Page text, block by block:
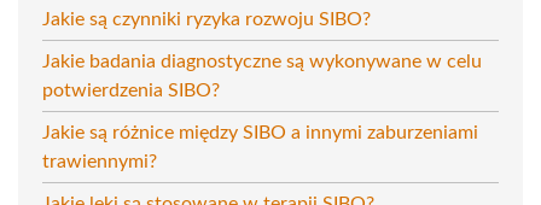
Jakie są czynniki ryzyka rozwoju SIBO?
Jakie badania diagnostyczne są wykonywane w celu
potwierdzenia SIBO?
Jakie są różnice między SIBO a innymi zaburzeniami
trawiennymi?